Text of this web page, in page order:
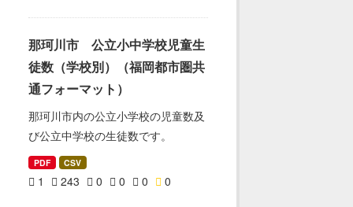
那珂川市 公立小中学校児童生
徒数（学校別）（福岡都市圏共
通フォーマット）
那珂川市内の公立小学校の児童数及
び公立中学校の生徒数です。
PDF CSV
1 243 0 0 0 0